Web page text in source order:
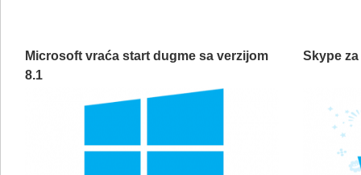
Microsoft vraća start dugme sa verzijom
8.1
Skype